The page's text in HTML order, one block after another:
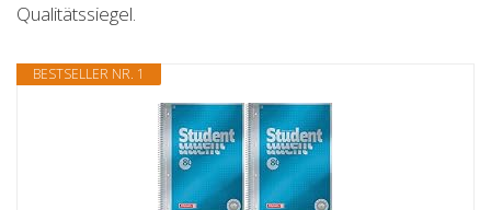
Qualitätssiegel.
BESTSELLER NR. 1